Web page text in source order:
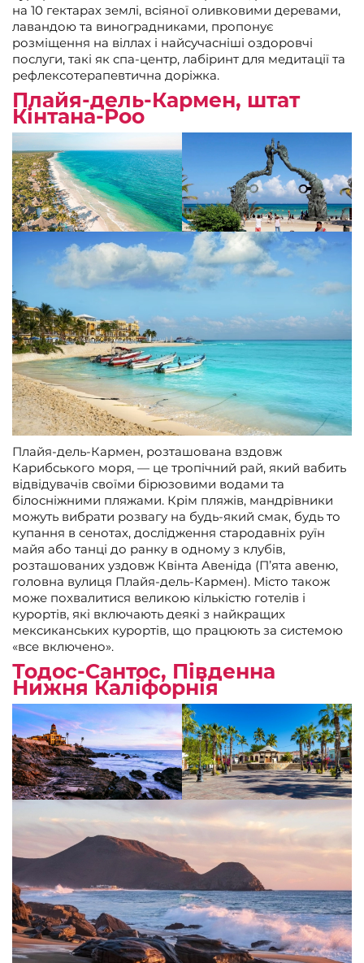
на 10 гектарах землі, всіяної оливковими деревами,
лавандою та виноградниками, пропонує
розміщення на віллах і найсучасніші оздоровчі
послуги, такі як спа-центр, лабіринт для медитації та
рефлексотерапевтична доріжка.
Плайя-дель-Кармен, штат
Кінтана-Роо
Плайя-дель-Кармен, розташована вздовж
Карибського моря, — це тропічний рай, який вабить
відвідувачів своїми бірюзовими водами та
білосніжними пляжами. Крім пляжів, мандрівники
можуть вибрати розвагу на будь-який смак, будь то
купання в сенотах, дослідження стародавніх руїн
майя або танці до ранку в одному з клубів,
розташованих уздовж Квінта Авеніда (П’ята авеню,
головна вулиця Плайя-дель-Кармен). Місто також
може похвалитися великою кількістю готелів і
курортів, які включають деякі з найкращих
мексиканських курортів, що працюють за системою
«все включено».
Тодос-Сантос, Південна
Нижня Каліфорнія